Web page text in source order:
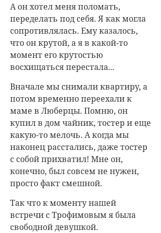
А он хотел меня поломать,
переделать под себя. Я как могла
сопротивлялась. Ему казалось,
что он крутой, а я в какой-то
момент его крутостью
восхищаться перестала...
Вначале мы снимали квартиру, а
потом временно переехали к
маме в Люберцы. Помню, он
купил в дом чайник, тостер и еще
какую-то мелочь. А когда мы
наконец расстались, даже тостер
с собой прихватил! Мне он,
конечно, был совсем не нужен,
просто факт смешной.
Так что к моменту нашей
встречи с Трофимовым я была
свободной девушкой.